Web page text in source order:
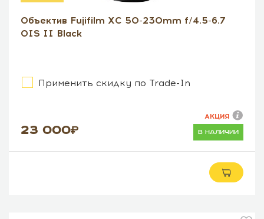
Объектив Fujifilm XC 50-230mm f/4.5-6.7
OIS II Black
Применить скидку по Trade-In
23 000 в наличии
АКЦИЯ